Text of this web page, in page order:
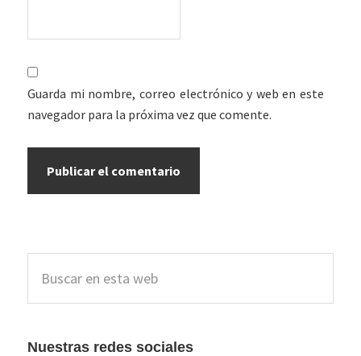
Guarda mi nombre, correo electrónico y web en este
navegador para la próxima vez que comente.
Barra
lateral
esta
Nuestras redes sociales